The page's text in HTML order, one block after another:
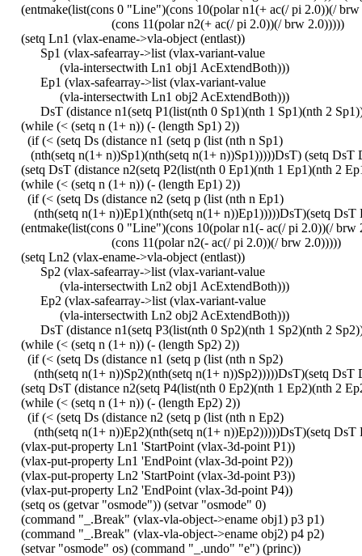
(entmake(list(cons 0 "Line")(cons 10(polar n1(+ ac(/ pi 2.0))(/
(cons 11(polar n2(+ ac(/ pi 2.0))(/ brw 2.0)))))
(setq Ln1 (vlax-ename->vla-object (entlast))
Sp1 (vlax-safearray->list (vlax-variant-value
(vla-intersectwith Ln1 obj1 AcExtendBoth)))
Ep1 (vlax-safearray->list (vlax-variant-value
(vla-intersectwith Ln1 obj2 AcExtendBoth)))
DsT (distance n1(setq P1(list(nth 0 Sp1)(nth 1 Sp1)(nth 2
(while (< (setq n (1+ n)) (- (length Sp1) 2))
(if (< (setq Ds (distance n1 (setq p (list (nth n Sp1)
(nth(setq n(1+ n))Sp1)(nth(setq n(1+ n))Sp1)))))DsT) (setq DsT
(setq DsT (distance n2(setq P2(list(nth 0 Ep1)(nth 1 Ep1)(nth 2
(while (< (setq n (1+ n)) (- (length Ep1) 2))
(if (< (setq Ds (distance n2 (setq p (list (nth n Ep1)
(nth(setq n(1+ n))Ep1)(nth(setq n(1+ n))Ep1)))))DsT)(setq DsT
(entmake(list(cons 0 "Line")(cons 10(polar n1(- ac(/ pi 2.0))(/ brw
(cons 11(polar n2(- ac(/ pi 2.0))(/ brw 2.0)))))
(setq Ln2 (vlax-ename->vla-object (entlast))
Sp2 (vlax-safearray->list (vlax-variant-value
(vla-intersectwith Ln2 obj1 AcExtendBoth)))
Ep2 (vlax-safearray->list (vlax-variant-value
(vla-intersectwith Ln2 obj2 AcExtendBoth)))
DsT (distance n1(setq P3(list(nth 0 Sp2)(nth 1 Sp2)(nth 2
(while (< (setq n (1+ n)) (- (length Sp2) 2))
(if (< (setq Ds (distance n1 (setq p (list (nth n Sp2)
(nth(setq n(1+ n))Sp2)(nth(setq n(1+ n))Sp2)))))DsT)(setq DsT
(setq DsT (distance n2(setq P4(list(nth 0 Ep2)(nth 1 Ep2)(nth 2
(while (< (setq n (1+ n)) (- (length Ep2) 2))
(if (< (setq Ds (distance n2 (setq p (list (nth n Ep2)
(nth(setq n(1+ n))Ep2)(nth(setq n(1+ n))Ep2)))))DsT)(setq DsT
(vlax-put-property Ln1 'StartPoint (vlax-3d-point P1))
(vlax-put-property Ln1 'EndPoint (vlax-3d-point P2))
(vlax-put-property Ln2 'StartPoint (vlax-3d-point P3))
(vlax-put-property Ln2 'EndPoint (vlax-3d-point P4))
(setq os (getvar "osmode")) (setvar "osmode" 0)
(command "_.Break" (vlax-vla-object->ename obj1) p3 p1)
(command "_.Break" (vlax-vla-object->ename obj2) p4 p2)
(setvar "osmode" os) (command "_.undo" "e") (princ))